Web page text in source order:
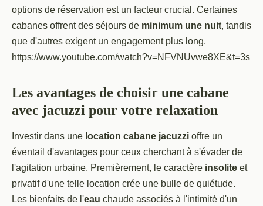
options de réservation est un facteur crucial. Certaines
cabanes offrent des séjours de minimum une nuit, tandis
que d'autres exigent un engagement plus long.
https://www.youtube.com/watch?v=NFVNUvwe8XE&t=3s
Les avantages de choisir une cabane
avec jacuzzi pour votre relaxation
Investir dans une location cabane jacuzzi offre un
éventail d'avantages pour ceux cherchant à s'évader de
l'agitation urbaine. Premièrement, le caractère insolite et
privatif d'une telle location crée une bulle de quiétude.
Les bienfaits de l'eau chaude associés à l'intimité d'un